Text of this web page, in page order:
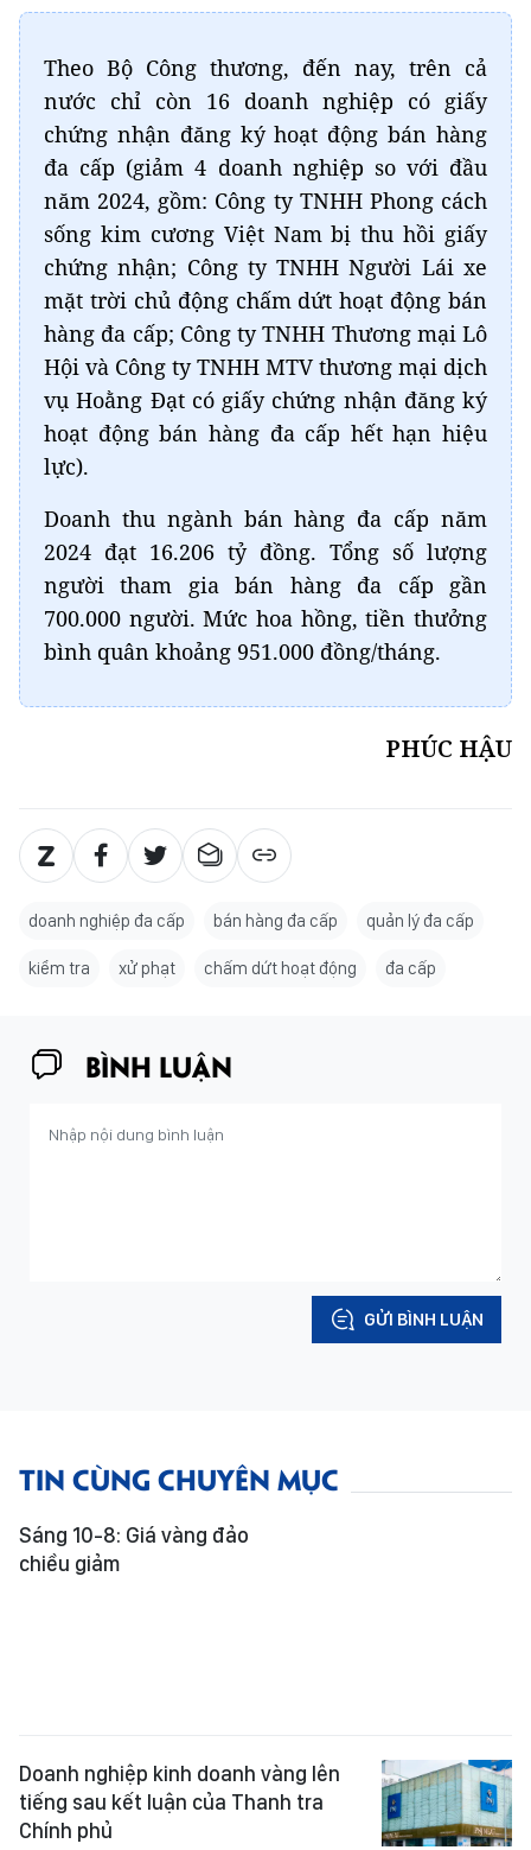
Theo Bộ Công thương, đến nay, trên cả
nước chỉ còn 16 doanh nghiệp có giấy
chứng nhận đăng ký hoạt động bán hàng
đa cấp (giảm 4 doanh nghiệp so với đầu
năm 2024, gồm: Công ty TNHH Phong cách
sống kim cương Việt Nam bị thu hồi giấy
chứng nhận; Công ty TNHH Người Lái xe
mặt trời chủ động chấm dứt hoạt động bán
hàng đa cấp; Công ty TNHH Thương mại Lô
Hội và Công ty TNHH MTV thương mại dịch
vụ Hoằng Đạt có giấy chứng nhận đăng ký
hoạt động bán hàng đa cấp hết hạn hiệu
lực).
Doanh thu ngành bán hàng đa cấp năm
2024 đạt 16.206 tỷ đồng. Tổng số lượng
người tham gia bán hàng đa cấp gần
700.000 người. Mức hoa hồng, tiền thưởng
bình quân khoảng 951.000 đồng/tháng.
PHÚC HẬU
doanh nghiệp đa cấp bán hàng đa cấp quản lý đa cấp
kiểm tra xử phạt chấm dứt hoạt động đa cấp
BÌNH LUẬN
GỬI BÌNH LUẬN
TIN CÙNG CHUYÊN MỤC
Sáng 10-8: Giá vàng đảo
chiều giảm
Chính phủ